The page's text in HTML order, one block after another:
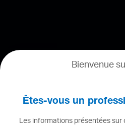
Bienvenue
Êtes-vous un
Les informations présentées sur